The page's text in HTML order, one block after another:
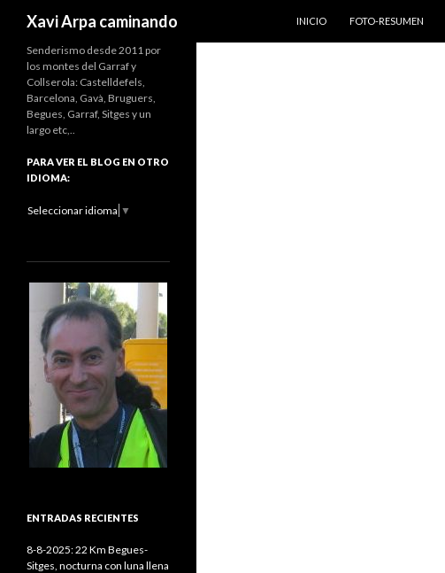
Xavi Arpa caminando
INICIO
FOTO-RESUMEN
Senderismo desde 2011 por
los montes del Garraf y
Collserola: Castelldefels,
Barcelona, Gavà, Bruguers,
Begues, Garraf, Sitges y un
largo etc,..
PARA VER EL BLOG EN OTRO
IDIOMA:
Seleccionar idioma ▼
ENTRADAS RECIENTES
8-8-2025: 22 Km Begues-
Sitges, nocturna con luna llena